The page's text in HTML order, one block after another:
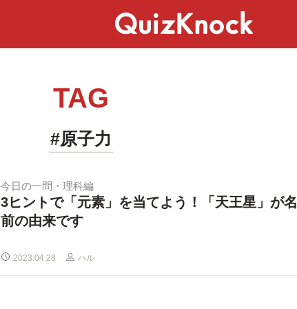
TAG
#原子力
今日の一問・理科編
3ヒントで「元素」を当てよう！「天王星」が名
前の由来です
2023.04.28 ハル